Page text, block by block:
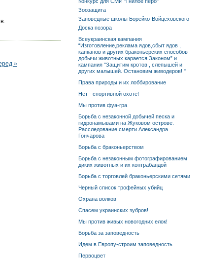
»
Зоозащита
Заповедные школы Борейко-Войцеховского
Доска позора
Всеукраинская кампания
“Изготовление,реклама ядов,сбыт ядов ,
капканов и других браконьерских способов
добычи животных карается Законом” и
кампания "Защитим кротов , слепышей и
других малышей. Остановим живодеров! "
Права природы и их лоббирование
Нет - спортивной охоте!
Мы против фуа-гра
Борьба с незаконной добычей песка и
гидронамывами на Жуковом острове.
Расследование смерти Александра
Гончарова
Борьба с браконьерством
Борьба с незаконным фотографированием
диких животных и их контрабандой
Борьба с торговлей браконьерскими сетями
Черный список трофейных убийц
Охрана волков
Спасем украинских зубров!
Мы против живых новогодних елок!
Борьба за заповедность
Идем в Европу-строим заповедность
Первоцвет